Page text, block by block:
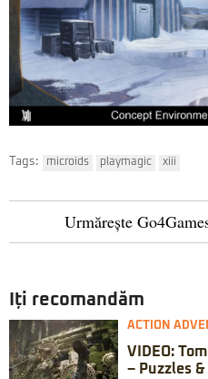
Tags: microids playmagic xiii
Urmărește
Iți recomandăm
ACTION
VIDEO:
– Puzzles